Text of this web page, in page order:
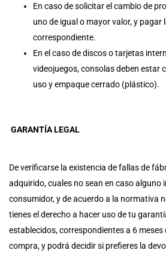
En caso de solicitar el cambio de
uno de igual o mayor valor, y pagar
correspondiente.
En el caso de discos o tarjetas
videojuegos, consolas deben estar
uso y empaque cerrado (plástico).
GARANTÍA LEGAL
De verificarse la existencia de fallas de
adquirido, cuales no sean en caso alguno
consumidor, y de acuerdo a la normativa
tienes el derecho a hacer uso de tu
establecidos, correspondientes a 6 meses
compra, y podrá decidir si prefieres la